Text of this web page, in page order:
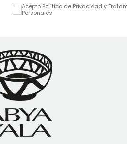
Acepto Política de Privacidad y
Personales